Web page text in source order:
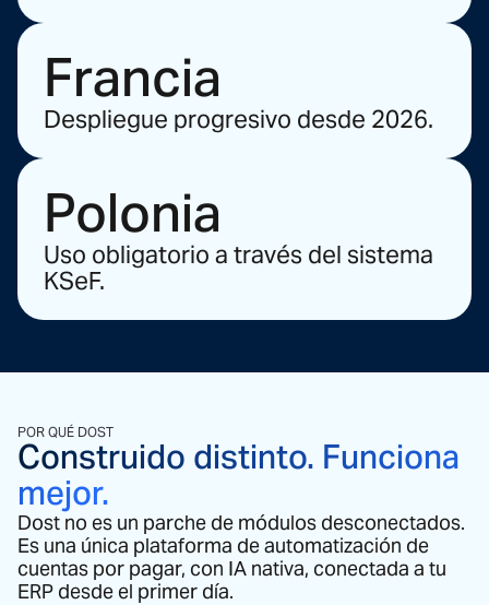
Francia
Despliegue progresivo desde 2026.
Polonia
Uso obligatorio a través del sistema
KSeF.
POR QUÉ DOST
Construido distinto. Funciona
mejor.
Dost no es un parche de módulos desconectados.
Es una única plataforma de automatización de
cuentas por pagar, con IA nativa, conectada a tu
ERP desde el primer día.